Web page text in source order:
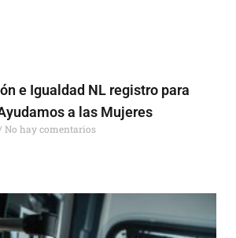
e Igualdad NL registro para
a las Mujeres
No hay comentarios